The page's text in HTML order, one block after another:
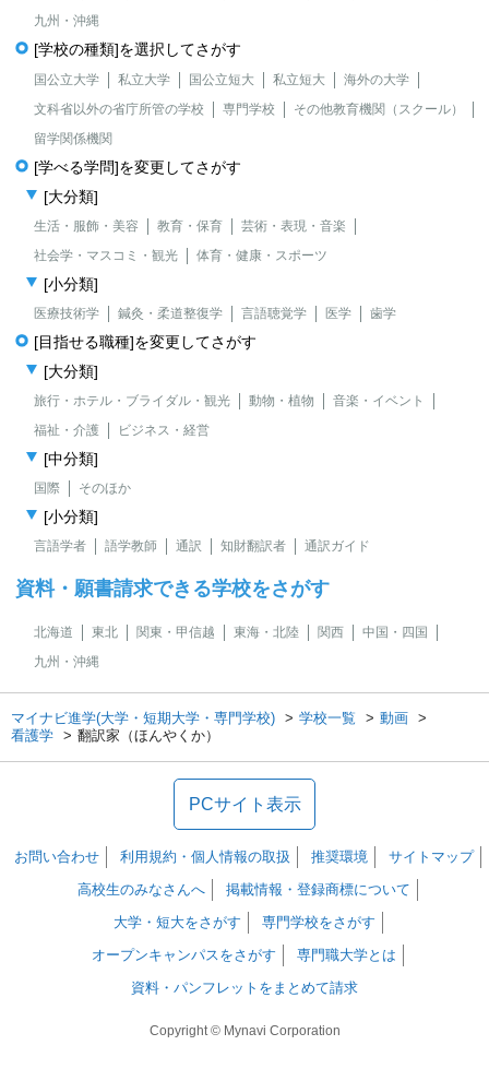
九州・沖縄
[学校の種類]を選択してさがす
国公立大学 私立大学 国公立短大 私立短大
海外の大学
文科省以外の省庁所管の学校
専門学校
その他教育機関（スクール）
留学関係機関
[学べる学問]を変更してさがす
[大分類]
生活・服飾・美容 教育・保育
芸術・表現・音楽
社会学・マスコミ・観光
体育・健康・スポーツ
[小分類]
医療技術学 鍼灸・柔道整復学 言語聴覚学 医学 歯学
[目指せる職種]を変更してさがす
[大分類]
旅行・ホテル・ブライダル・観光 動物・植物
音楽・イベント
福祉・介護
ビジネス・経営
[中分類]
国際 そのほか
[小分類]
言語学者 語学教師 通訳 知財翻訳者 通訳ガイド
資料・願書請求できる学校をさがす
北海道 東北 関東・甲信越 東海・北陸 関西
中国・四国
九州・沖縄
マイナビ進学(大学・短期大学・専門学校) 学校一覧
動画
看護学
翻訳家（ほんやくか）
PCサイト表示
お問い合わせ 利用規約・個人情報の取扱 推奨環境
サイトマップ
高校生のみなさんへ
掲載情報・登録商標について
大学・短大をさがす
専門学校をさがす
オープンキャンパスをさがす
専門職大学とは
資料・パンフレットをまとめて請求
Copyright © Mynavi Corporation